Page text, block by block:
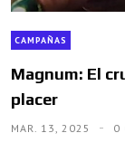
CAMPAÑAS
Magnum: El
placer
MAR. 13, 2025 0